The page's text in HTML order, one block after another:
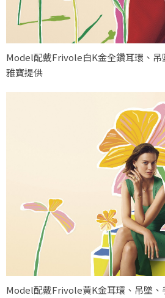
Model配戴Frivole白K金全鑽耳環、吊
雅寶提供
Model配戴Frivole黃K金耳環、吊墜、